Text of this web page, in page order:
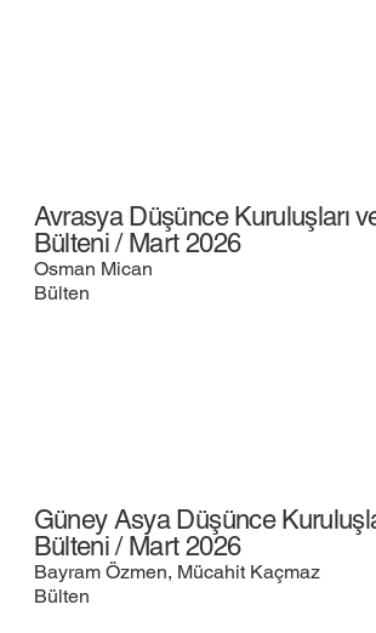
Avrasya Düşünce Kuruluşları
Bülteni / Mart 2026
Osman Mican
Bülten
Güney Asya Düşünce
Bülteni / Mart 2026
Bayram Özmen, Mücahit Kaçmaz
Bülten